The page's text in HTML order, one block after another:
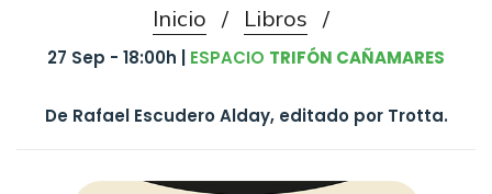
Inicio / Libros /
27 Sep - 18:00h | ESPACIO TRIFÓN CAÑAMARES
De Rafael Escudero Alday, editado por Trotta.